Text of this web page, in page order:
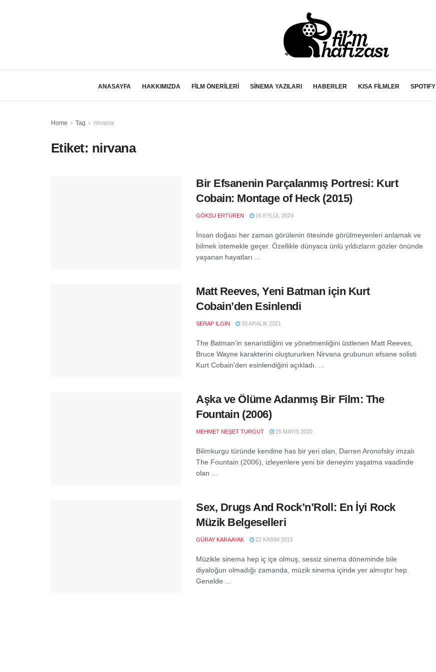
ANASAYFA HAKKIMIZDA FİLM ÖNERİLERİ SİNEMA YAZILARI HABERLER KISA FİLMLER SPOTIFY
Home Tag nirvana
Etiket: nirvana
Bir Efsanenin Parçalanmış Portresi: Kurt
Cobain: Montage of Heck (2015)
GÖKSU ERTÜREN 16 EYLÜL 2024
İnsan doğası her zaman görülenin ötesinde görülmeyenleri anlamak ve
bilmek istemekle geçer. Özellikle dünyaca ünlü yıldızların gözler önünde
yaşanan hayatları ...
Matt Reeves, Yeni Batman için Kurt
Cobain’den Esinlendi
SERAP ILGIN 20 ARALIK 2021
The Batman'in senaristliğini ve yönetmenliğini üstlenen Matt Reeves,
Bruce Wayne karakterini oluştururken Nirvana grubunun efsane solisti
Kurt Cobain'den esinlendiğini açıkladı. ...
Aşka ve Ölüme Adanmış Bir Film: The
Fountain (2006)
MEHMET NEŞET TURGUT 25 MAYIS 2020
Bilimkurgu türünde kendine has bir yeri olan, Darren Aronofsky imzalı
The Fountain (2006), izleyenlere yeni bir deneyim yaşatma vaadinde
olan ...
Sex, Drugs And Rock’n’Roll: En İyi Rock
Müzik Belgeselleri
GÜRAY KARAAYAK 22 KASIM 2015
Müzikle sinema hep iç içe olmuş, sessiz sinema döneminde bile
diyaloğun olmadığı zamanda, müzik sinema içinde yer almıştır hep.
Genelde ...